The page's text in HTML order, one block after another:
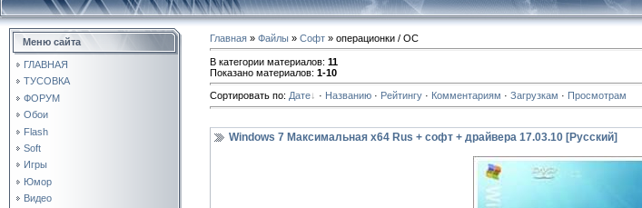
Меню сайта
ГЛАВНАЯ
ТУСОВКА
ФОРУМ
Обои
Flash
Soft
Игры
Юмор
Видео
Главная » Файлы » Софт » операционки / OC
В категории материалов: 11
Показано материалов: 1-10
Сортировать по: Дате · Названию · Рейтингу · Комментариям · Загрузкам · Просмотрам
Windows 7 Максимальная x64 Rus + софт + драйвера 17.03.10 [Русский]